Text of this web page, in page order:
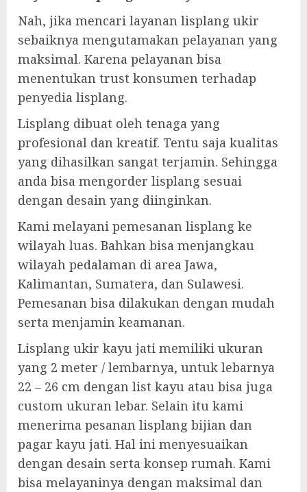
Nah, jika mencari layanan lisplang ukir
sebaiknya mengutamakan pelayanan yang
maksimal. Karena pelayanan bisa
menentukan trust konsumen terhadap
penyedia lisplang.
Lisplang dibuat oleh tenaga yang
profesional dan kreatif. Tentu saja kualitas
yang dihasilkan sangat terjamin. Sehingga
anda bisa mengorder lisplang sesuai
dengan desain yang diinginkan.
Kami melayani pemesanan lisplang ke
wilayah luas. Bahkan bisa menjangkau
wilayah pedalaman di area Jawa,
Kalimantan, Sumatera, dan Sulawesi.
Pemesanan bisa dilakukan dengan mudah
serta menjamin keamanan.
Lisplang ukir kayu jati memiliki ukuran
yang 2 meter / lembarnya, untuk lebarnya
22 – 26 cm dengan list kayu atau bisa juga
custom ukuran lebar. Selain itu kami
menerima pesanan lisplang bijian dan
pagar kayu jati. Hal ini menyesuaikan
dengan desain serta konsep rumah. Kami
bisa melayaninya dengan maksimal dan